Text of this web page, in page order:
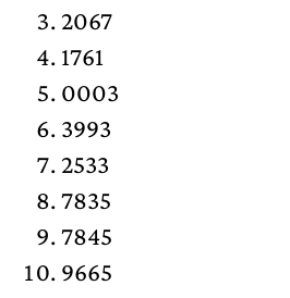
2067
1761
0003
3993
2533
7835
7845
9665